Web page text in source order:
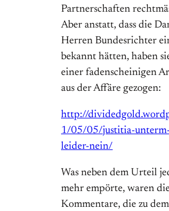
Partnerschaften
Aber anstatt, dass die
Herren Bundesrichter
bekannt hätten, haben
einer fadenscheinigen
aus der Affäre gezogen:
http://
1/05/05/justitia-
leider-nein/
Was neben dem Urteil
mehr empörte, waren
Kommentare, die zu